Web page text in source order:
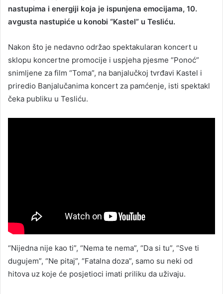
nastupima i energiji koja je ispunjena emocijama, 10.
avgusta nastupiće u konobi “Kastel” u Tesliću.
Nakon što je nedavno održao spektakularan koncert u
sklopu koncertne promocije i uspjeha pjesme “Ponoć”
snimljene za film “Toma”, na banjalučkoj tvrđavi Kastel i
priredio Banjalučanima koncert za pamćenje, isti spektakl
čeka publiku u Tesliću.
“Nijedna nije kao ti”, “Nema te nema”, “Da si tu”, “Sve ti
dugujem”, “Ne pitaj”, “Fatalna doza”, samo su neki od
hitova uz koje će posjetioci imati priliku da uživaju.